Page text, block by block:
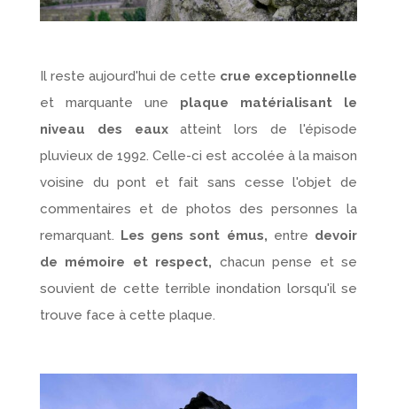
Il reste aujourd'hui de cette crue exceptionnelle
et marquante une plaque matérialisant le
niveau des eauxatteint lors de l'épisode
pluvieux de 1992. Celle-ci est accolée à la maison
voisine du pont et fait sans cesse l'objet de
commentaires et de photos des personnes la
remarquant.
Les gens sont émus, entre devoir
de mémoire et respect, chacun pense et se
souvient de cette terrible inondation lorsqu'il se
trouve face à cette plaque.